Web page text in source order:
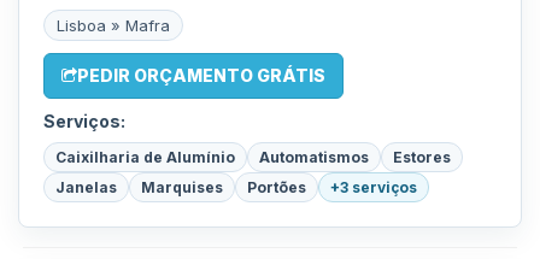
Lisboa » Mafra
PEDIR ORÇAMENTO GRÁTIS
Serviços:
Caixilharia de Alumínio Automatismos
Estores
Janelas
Marquises Portões +3 serviços